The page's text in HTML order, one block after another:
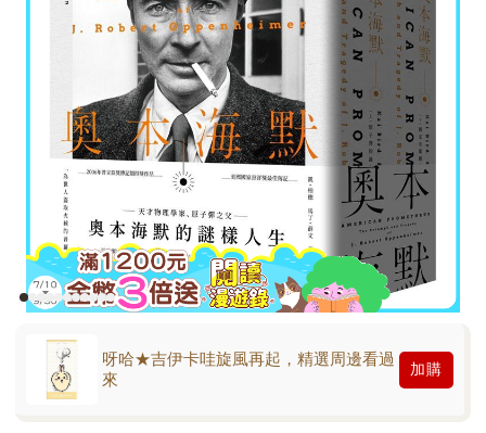
呀哈★吉伊卡哇旋風再起，精選周邊看過
來
加購